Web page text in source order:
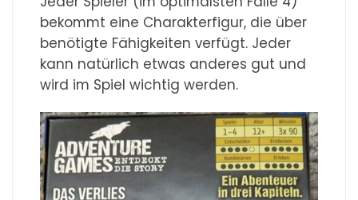
bekommt eine Charakterfigur, die über
benötigte Fähigkeiten verfügt. Jeder
kann natürlich etwas anderes gut und
wird im Spiel wichtig werden.